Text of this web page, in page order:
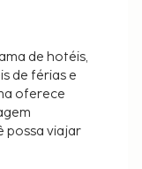
de hotéis,
de férias e
oferece
possa viajar